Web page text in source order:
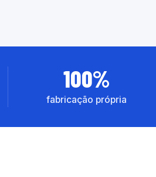
100%
fabricação própria